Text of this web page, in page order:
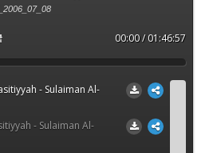
00:00 / 01:46:57
- Sulaiman Al-
- Sulaiman Al-